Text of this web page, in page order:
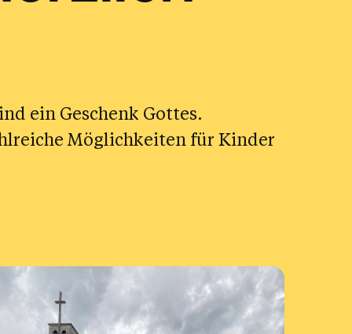
ein Geschenk Gottes.
Möglichkeiten für Kinder